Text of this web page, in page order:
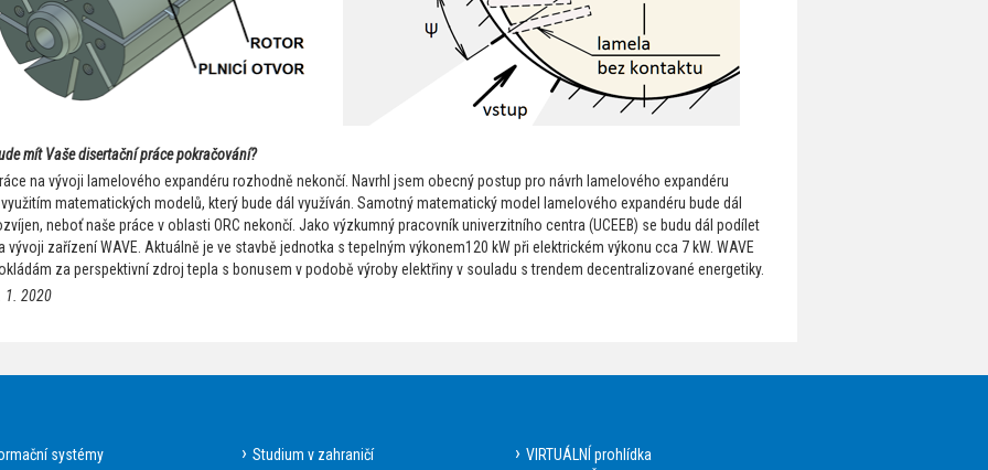
mít Vaše disertační práce pokračování?
na vývoji lamelového expandéru rozhodně nekončí. Navrhl jsem obecný postup pro návrh lamelového expandéru
matematických modelů, který bude dál využíván. Samotný matematický model lamelového expandéru bude dál
neboť naše práce v oblasti ORC nekončí. Jako výzkumný pracovník univerzitního centra (UCEEB) se budu dál podílet
vývoji zařízení WAVE. Aktuálně je ve stavbě jednotka s tepelným výkonem120 kW při elektrickém výkonu cca 7 kW. WAVE
za perspektivní zdroj tepla s bonusem v podobě výroby elektřiny v souladu s trendem decentralizované energetiky.
1. 2020
systémy
Studium v zahraničí
VIRTUÁLNÍ prohlídka